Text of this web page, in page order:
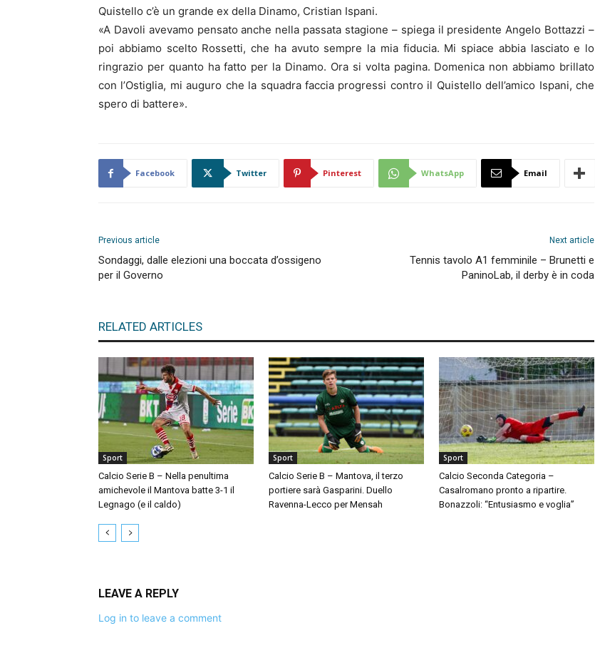
Quistello c’è un grande ex della Dinamo, Cristian Ispani.
«A Davoli avevamo pensato anche nella passata stagione – spiega il presidente Angelo Bottazzi –
poi abbiamo scelto Rossetti, che ha avuto sempre la mia fiducia. Mi spiace abbia lasciato e lo
ringrazio per quanto ha fatto per la Dinamo. Ora si volta pagina. Domenica non abbiamo brillato
con l’Ostiglia, mi auguro che la squadra faccia progressi contro il Quistello dell’amico Ispani, che
spero di battere».
Facebook Twitter Pinterest WhatsApp Email
Previous article
Sondaggi, dalle elezioni una boccata d’ossigeno
per il Governo
Next article
Tennis tavolo A1 femminile – Brunetti e
PaninoLab, il derby è in coda
RELATED ARTICLES
Sport
Calcio Serie B – Nella penultima
amichevole il Mantova batte 3-1 il
Legnago (e il caldo)
Sport
Calcio Serie B – Mantova, il terzo
portiere sarà Gasparini. Duello
Ravenna-Lecco per Mensah
Sport
Calcio Seconda Categoria –
Casalromano pronto a ripartire.
Bonazzoli: “Entusiasmo e voglia”
LEAVE A REPLY
Log in to leave a comment